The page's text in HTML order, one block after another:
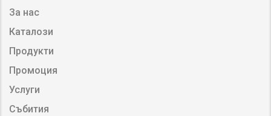
За нас
Каталози
Продукти
Промоция
Услуги
Събития